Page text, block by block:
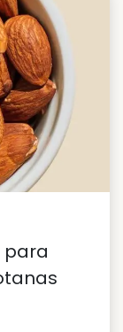
para